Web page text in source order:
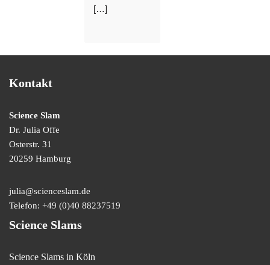
[…]
Kontakt
Science Slam
Dr. Julia Offe
Osterstr. 31
20259 Hamburg
julia@scienceslam.de
Telefon: +49 (0)40 88237519
Science Slams
Science Slams in Köln